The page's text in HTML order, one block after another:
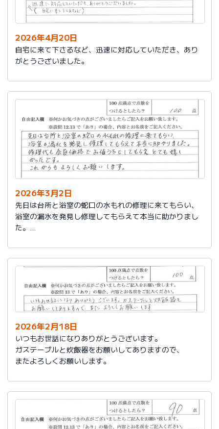
2026年4月20日
自宅に来て下さるなど、迅速に対応していただき、あり
がとうございました。
2026年3月2日
先日は台所と浴室の蛇口の水もれの修理に来てもらい、
浴室の漏水を発見し修理してもらえて本当に助かりまし
た。
かったです。
これからもよろしくお願いします。
2026年2月18日
いつもお世話になりありがとうございます。
ガステーブルと炊飯器をお願いしてありますので、
またよろしくお願いします。